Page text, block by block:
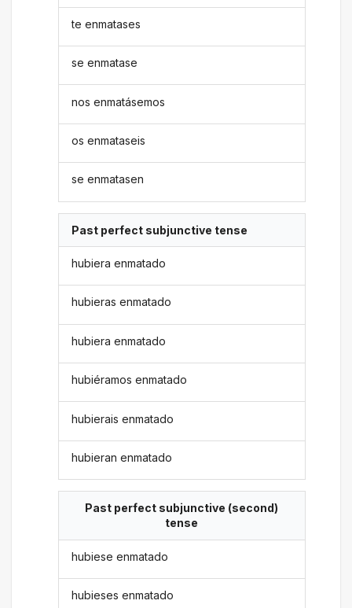
te enmatases
se enmatase
nos enmatásemos
os enmataseis
se enmatasen
Past perfect subjunctive tense
hubiera enmatado
hubieras enmatado
hubiera enmatado
hubiéramos enmatado
hubierais enmatado
hubieran enmatado
Past perfect subjunctive (second)
tense
hubiese enmatado
hubieses enmatado